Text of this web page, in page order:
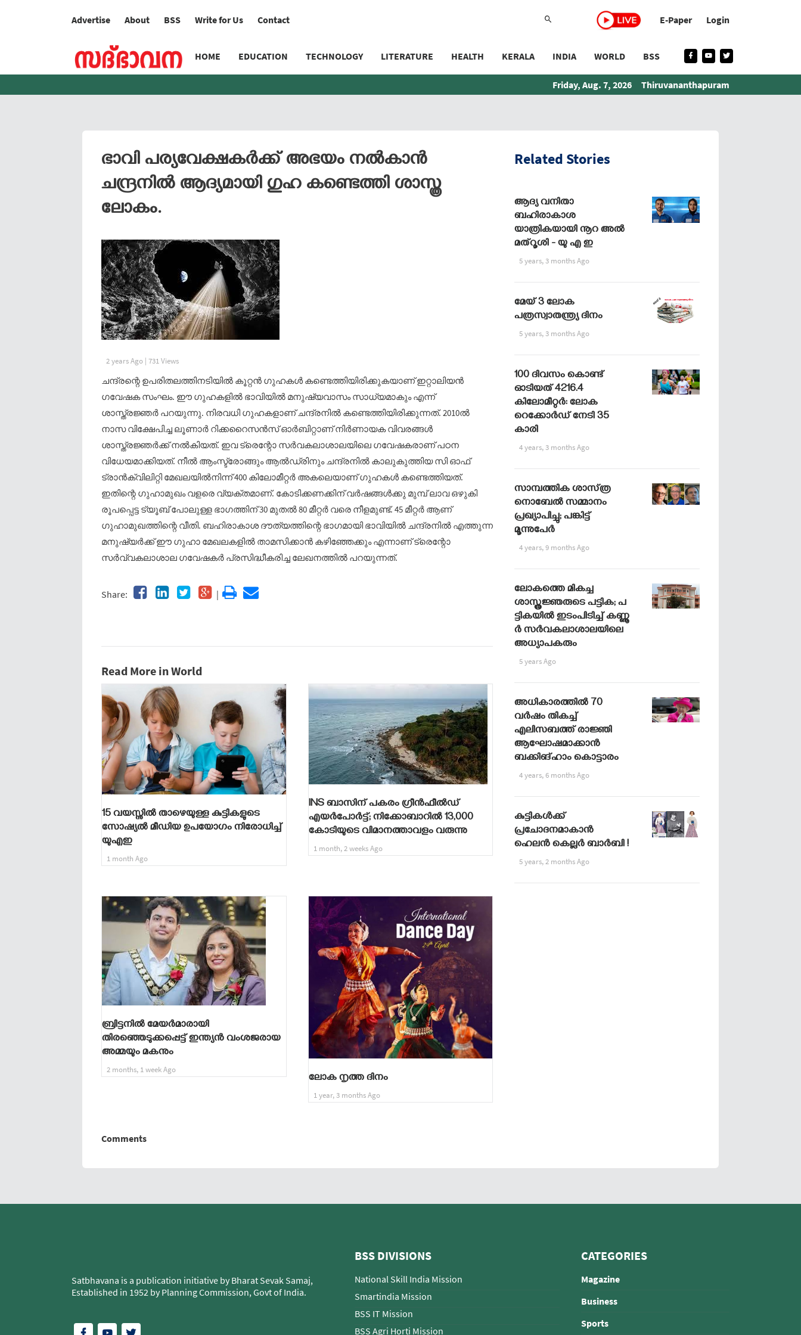
Advertise About BSS Write for Us Contact E-Paper Login
HOME EDUCATION TECHNOLOGY LITERATURE HEALTH KERALA INDIA WORLD BSS
Friday, Aug. 7, 2026 Thiruvananthapuram
ഭാവി പര്യവേക്ഷകർക്ക് അഭയം നൽകാൻ
ചന്ദ്രനിൽ ആദ്യമായി ഗുഹ കണ്ടെത്തി ശാസ്ത്ര
ലോകം.
2 years Ago | 731 Views
ചന്ദ്രന്റെ ഉപരിതലത്തിനടിയിൽ കൂറ്റൻ ഗുഹകൾ കണ്ടെത്തിയിരിക്കുകയാണ് ഇറ്റാലിയൻ
ഗവേഷക സംഘം. ഈ ഗുഹകളിൽ ഭാവിയിൽ മനുഷ്യവാസം സാധ്യമാകും എന്ന്
ശാസ്ത്രജ്ഞർ പറയുന്നു. നിരവധി ഗുഹകളാണ് ചന്ദ്രനിൽ കണ്ടെത്തിയിരിക്കുന്നത്. 2010ൽ
നാസ വിക്ഷേപിച്ച ലൂണാർ റിക്കറൈസൻസ് ഓർബിറ്റാണ് നിർണായക വിവരങ്ങൾ
ശാസ്ത്രജ്ഞർക്ക് നൽകിയത്. ഇവ ട്രെന്റോ സർവകലാശാലയിലെ ഗവേഷകരാണ് പഠന
വിധേയമാക്കിയത്. നീൽ ആംസ്ട്രോങ്ങും ആൽഡ്രിനും ചന്ദ്രനിൽ കാലുകുത്തിയ സി ഓഫ്
ട്രാൻക്വിലിറ്റി മേഖലയിൽനിന്ന് 400 കിലോമീറ്റർ അകലെയാണ് ഗുഹകൾ കണ്ടെത്തിയത്.
ഇതിന്റെ ഗുഹാമുഖം വളരെ വ്യക്തമാണ്. കോടിക്കണക്കിന് വർഷങ്ങൾക്കു മുമ്പ് ലാവ ഒഴുകി
രൂപപ്പെട്ട ട്യൂബ് പോലുള്ള ഭാഗത്തിന് 30 മുതൽ 80 മീറ്റർ വരെ നീളമുണ്ട്. 45 മീറ്റർ ആണ്
ഗുഹാമുഖത്തിന്റെ വീതി. ബഹിരാകാശ ദൗത്യത്തിന്റെ ഭാഗമായി ഭാവിയിൽ ചന്ദ്രനിൽ എത്തുന്ന
മനുഷ്യർക്ക് ഈ ഗുഹാ മേഖലകളിൽ താമസിക്കാൻ കഴിഞ്ഞേക്കും എന്നാണ് ട്രെന്റോ
സർവ്വകലാശാല ഗവേഷകർ പ്രസിദ്ധീകരിച്ച ലേഖനത്തിൽ പറയുന്നത്.
Share: |
Read More in World
15 വയസ്സിൽ താഴെയുള്ള കുട്ടികളുടെ
സോഷ്യൽ മീഡിയ ഉപയോഗം നിരോധിച്ച്
യുഎഇ
1 month Ago
INS ബാസിന് പകരം ഗ്രീൻഫീൽഡ്
എയർപോർട്ട്; നിക്കോബാറിൽ 13,000
കോടിയുടെ വിമാനത്താവളം വരുന്നു‌
1 month, 2 weeks Ago
ബ്രിട്ടനിൽ മേയർമാരായി
തിരഞ്ഞെടുക്കപ്പെട്ട് ഇന്ത്യൻ വംശജരായ
അമ്മയും മകനും
2 months, 1 week Ago
ലോക നൃത്ത ദിനം
1 year, 3 months Ago
Comments
Related Stories
ആദ്യ വനിതാ
ബഹിരാകാശ
യാത്രികയായി നൂറ അല്‍
മത്റൂശി - യു എ ഇ
5 years, 3 months Ago
മേയ് 3 ലോക
പത്രസ്വാതന്ത്ര്യ ദിനം
5 years, 3 months Ago
100 ദിവസം കൊണ്ട്
ഓടിയത് 4216.4
കിലോമീറ്റർ: ലോക
റെക്കോർഡ് നേടി 35
കാരി
4 years, 3 months Ago
സാമ്പത്തിക ശാസ്​ത്ര ​
നൊബേല്‍ സമ്മാനം
പ്രഖ്യാപിച്ചു; പങ്കിട്ട്​
മൂന്നുപേര്‍
4 years, 9 months Ago
ലോകത്തെ മികച്ച
ശാസ്ത്രജ്ഞരുടെ പട്ടിക; പ​
ട്ടി​ക​യി​ല്‍ ഇ​ടം​പി​ടി​ച്ച്‌​ ക​ണ്ണൂ​
ര്‍ സ​ര്‍​വ​ക​ലാ​ശാ​ല​യി​ലെ
അ​ധ്യാ​പ​ക​രും
5 years Ago
അധികാരത്തിൽ 70
വർഷം തികച്ച്
എലിസബത്ത് രാജ്ഞി
ആഘോഷമാക്കാൻ
ബക്കിങ്ഹാം കൊട്ടാരം
4 years, 6 months Ago
കുട്ടികള്‍ക്ക്
പ്രചോദനമാകാന്‍
ഹെലന്‍ കെല്ലര്‍ ബാര്‍ബി !
5 years, 2 months Ago
Satbhavana is a publication initiative by Bharat Sevak Samaj,
Established in 1952 by Planning Commission, Govt of India.
BSS DIVISIONS
National Skill India Mission
Smartindia Mission
BSS IT Mission
BSS Agri Horti Mission
CATEGORIES
Magazine
Business
Sports